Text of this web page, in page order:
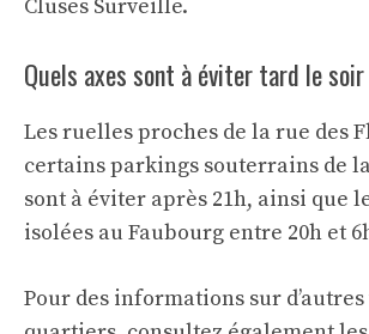
Cluses Surveille.
Quels axes sont à éviter tard le
Les ruelles proches de la rue des
certains parkings souterrains de
sont à éviter après 21h, ainsi que
isolées au Faubourg entre 20h et
Pour des informations sur